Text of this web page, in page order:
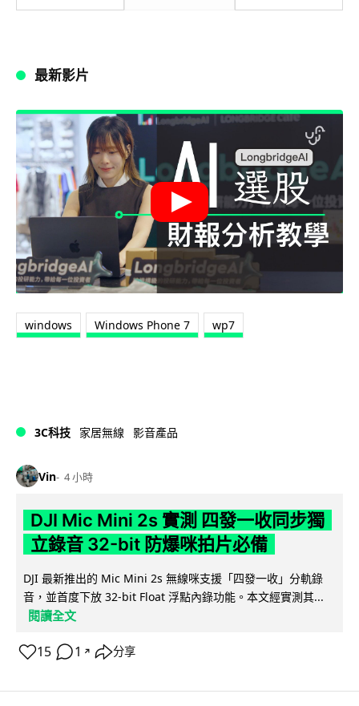
最新影片
windows Windows Phone 7 wp7
3C科技 家居無線 影音產品
Vin 4 小時
DJI Mic Mini 2s 實測 四發一收同步獨
立錄音 32-bit 防爆咪拍片必備
DJI 最新推出的 Mic Mini 2s 無線咪支援「四發一收」分軌錄
音，並首度下放 32-bit Float 浮點內錄功能。本文經實測其...
閱讀全文
15 1 ↗ 分享